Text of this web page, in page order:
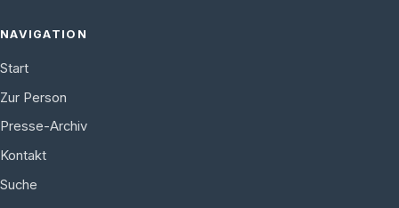
NAVIGATION
Start
Zur Person
Presse-Archiv
Kontakt
Suche